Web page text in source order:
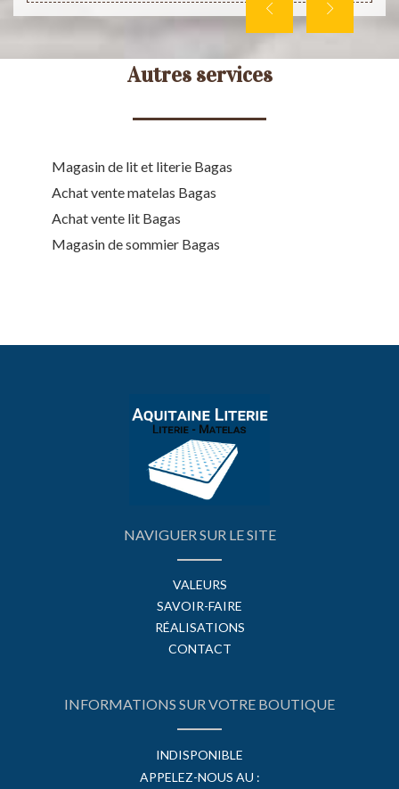
Autres services
Magasin de lit et literie Bagas
Achat vente matelas Bagas
Achat vente lit Bagas
Magasin de sommier Bagas
NAVIGUER SUR LE SITE
VALEURS
SAVOIR-FAIRE
RÉALISATIONS
CONTACT
INFORMATIONS SUR VOTRE BOUTIQUE
INDISPONIBLE
APPELEZ-NOUS AU :